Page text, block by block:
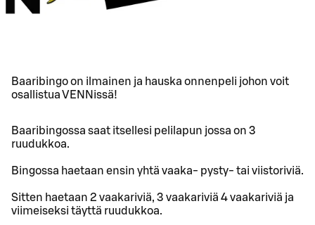
Baaribingo on ilmainen ja hauska onnenpeli johon voit
osallistua VENNissä!
Baaribingossa saat itsellesi pelilapun jossa on 3
ruudukkoa.
Bingossa haetaan ensin yhtä vaaka- pysty- tai viistoriviä.
Sitten haetaan 2 vaakariviä, 3 vaakariviä 4 vaakariviä ja
viimeiseksi täyttä ruudukkoa.